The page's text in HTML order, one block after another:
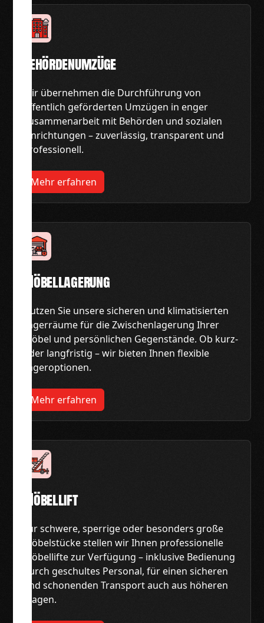
Behördenumzüge
Wir übernehmen die Durchführung von
öffentlich geförderten Umzügen in enger
Zusammenarbeit mit Behörden und sozialen
Einrichtungen – zuverlässig, transparent und
professionell.
Mehr erfahren
Möbellagerung
Nutzen Sie unsere sicheren und klimatisierten
Lagerräume für die Zwischenlagerung Ihrer
Möbel und persönlichen Gegenstände. Ob kurz-
oder langfristig – wir bieten Ihnen flexible
Lageroptionen.
Mehr erfahren
Möbellift
Für schwere, sperrige oder besonders große
Möbelstücke stellen wir Ihnen professionelle
Möbellifte zur Verfügung – inklusive Bedienung
durch geschultes Personal, für einen sicheren
und schonenden Transport auch aus höheren
Etagen.